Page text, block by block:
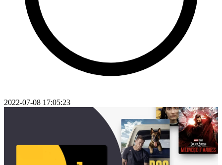
2022-07-08 17:05:23